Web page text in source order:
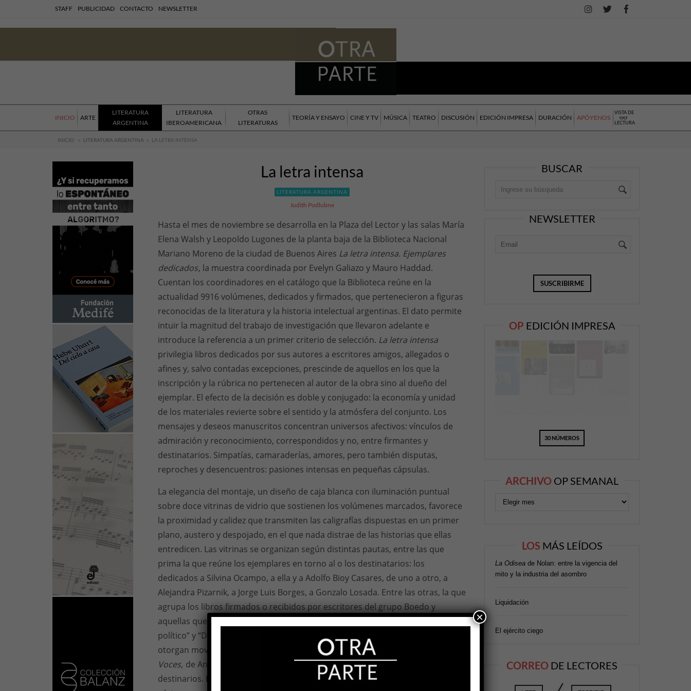
STAFF PUBLICIDAD CONTACTO NEWSLETTER
INICIO ARTE
LITERATURA
ARGENTINA
LITERATURA
IBEROAMERICANA
OTRAS
LITERATURAS
TEORÍA Y ENSAYO CINE Y TV MÚSICA TEATRO DISCUSIÓN EDICIÓN IMPRESA DURACIÓN APÓYENOS
VISTA DE
LECTURA
INICIO » LITERATURA ARGENTINA » LA LETRA INTENSA
La letra intensa
LITERATURA ARGENTINA
Judith Podlubne
Hasta el mes de noviembre se desarrolla en la Plaza del Lector y las salas María
Elena Walsh y Leopoldo Lugones de la planta baja de la Biblioteca Nacional
Mariano Moreno de la ciudad de Buenos Aires La letra intensa. Ejemplares
dedicados, la muestra coordinada por Evelyn Galiazo y Mauro Haddad.
Cuentan los coordinadores en el catálogo que la Biblioteca reúne en la
actualidad 9916 volúmenes, dedicados y firmados, que pertenecieron a figuras
reconocidas de la literatura y la historia intelectual argentinas. El dato permite
intuir la magnitud del trabajo de investigación que llevaron adelante e
introduce la referencia a un primer criterio de selección. La letra intensa
privilegia libros dedicados por sus autores a escritores amigos, allegados o
afines y, salvo contadas excepciones, prescinde de aquellos en los que la
inscripción y la rúbrica no pertenecen al autor de la obra sino al dueño del
ejemplar. El efecto de la decisión es doble y conjugado: la economía y unidad
de los materiales revierte sobre el sentido y la atmósfera del conjunto. Los
mensajes y deseos manuscritos concentran universos afectivos: vínculos de
admiración y reconocimiento, correspondidos y no, entre firmantes y
destinatarios. Simpatías, camaraderías, amores, pero también disputas,
reproches y desencuentros: pasiones intensas en pequeñas cápsulas.
La elegancia del montaje, un diseño de caja blanca con iluminación puntual
sobre doce vitrinas de vidrio que sostienen los volúmenes marcados, favorece
la proximidad y calidez que transmiten las caligrafías dispuestas en un primer
plano, austero y despojado, en el que nada distrae de las historias que ellas
entredicen. Las vitrinas se organizan según distintas pautas, entre las que
prima la que reúne los ejemplares en torno al o los destinatarios: los
dedicados a Silvina Ocampo, a ella y a Adolfo Bioy Casares, de uno a otro, a
Alejandra Pizarnik, a Jorge Luis Borges, a Gonzalo Losada. Entre las otras, la que
agrupa los libros firmados o recibidos por escritores del grupo Boedo y
aquellas que enuncian un principio temático y temporal: “Lo personal es
político” y “Dedicatorias decimonónicas”. Se suman al planteo expositivo, y le
otorgan movimiento, dos constelaciones armadas en torno a una misma obra,
Voces, de Antonio Porchia, y El humo, de Amelia Biagioni, dedicados a distintos
destinarios. En las paredes, además de la exhibición de algunas cartas de puño
BUSCAR
NEWSLETTER
OP EDICIÓN IMPRESA
30 NÚMEROS
ARCHIVO OP SEMANAL
LOS MÁS LEÍDOS
La Odisea de Nolan: entre la vigencia del
mito y la industria del asombro
Liquidación
El ejército ciego
CORREO DE LECTORES
×